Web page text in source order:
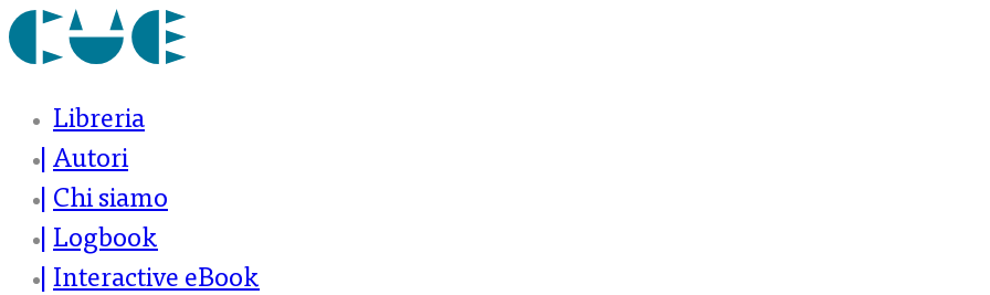
Libreria
Autori
Chi siamo
Logbook
Interactive eBook